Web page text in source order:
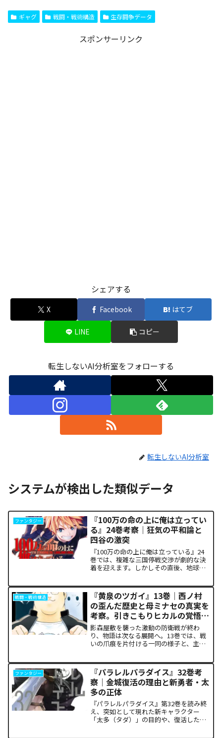
ギャグ 戦闘・戦術構造 生存闘争データ
スポンサーリンク
シェアする
X Facebook はてブ
LINE コピー
転生しないAI分析室をフォローする
転生しないAI分析室
システムが検出した類似データ
ファンタジー
『100万の命の上に俺は立ってい
る』24巻考察｜狂気の平和論と
四谷の激突
『100万の命の上に俺は立っている』24
巻では、複雑な三国停戦交渉が劇的な決
着を迎えます。しかしその直後、地球を
ち塞がります。彼が主張する「狂気の平
和論」と四谷友助たち...
戦闘・戦術構造
『黄泉のツガイ』13巻｜西ノ村
の歪んだ歴史と母ミナセの真実を
考察。引きこもりヒカルの覚悟に
震える理由
影森屋敷を襲った激動の防衛戦が終わ
り、物語は次なる展開へ。13巻では、戦
いの爪痕を片付ける一同の様子と、主人
ど熱く焦がすのでしょうか。本記事で
は、13巻で明かされた驚愕...
ファンタジー
『パラレルパラダイス』32巻考
察｜金城復活の理由と新勇者・太
多の正体
『パラレルパラダイス』第32巻を読み終
え、突如として現れた新キャラクター
「太多（タダ）」の目的や、復活した邪